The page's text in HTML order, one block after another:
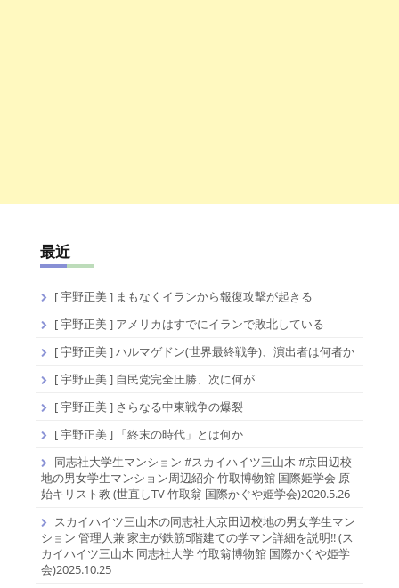
最近
[ 宇野正美 ] まもなくイランから報復攻撃が起きる
[ 宇野正美 ] アメリカはすでにイランで敗北している
[ 宇野正美 ] ハルマゲドン(世界最終戦争)、演出者は何者か
[ 宇野正美 ] 自民党完全圧勝、次に何が
[ 宇野正美 ] さらなる中東戦争の爆裂
[ 宇野正美 ] 「終末の時代」とは何か
同志社大学生マンション #スカイハイツ三山木 #京田辺校
地の男女学生マンション周辺紹介 竹取博物館 国際姫学会 原
始キリスト教 (世直しTV 竹取翁 国際かぐや姫学会)2020.5.26
スカイハイツ三山木の同志社大京田辺校地の男女学生マン
ション 管理人兼 家主が鉄筋5階建ての学マン詳細を説明!! (ス
カイハイツ三山木 同志社大学 竹取翁博物館 国際かぐや姫学
会)2025.10.25